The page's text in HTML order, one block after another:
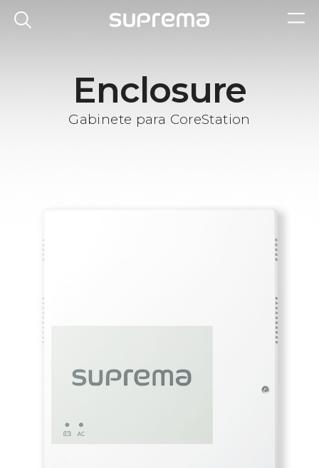
Enclosure
Gabinete para CoreStation